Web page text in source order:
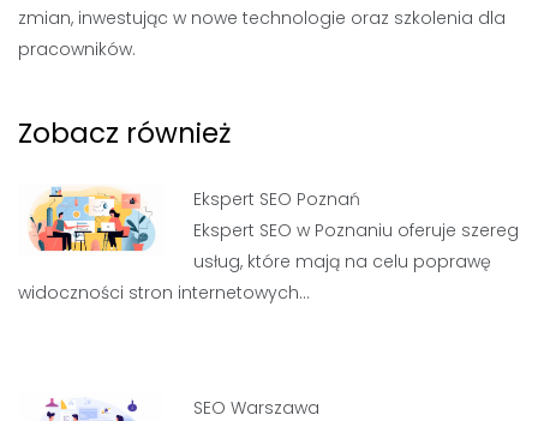
zmian, inwestując w nowe technologie oraz szkolenia dla
pracowników.
Zobacz również
Ekspert SEO Poznań
Ekspert SEO w Poznaniu oferuje szereg
usług, które mają na celu poprawę
widoczności stron internetowych…
SEO Warszawa